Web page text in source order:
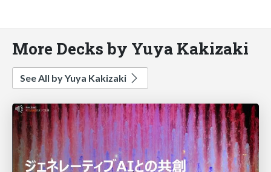
More Decks by Yuya Kakizaki
See All by Yuya Kakizaki